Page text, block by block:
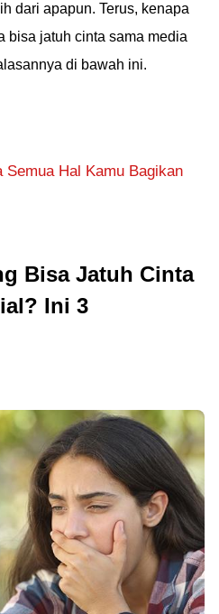
dari apapun. Terus, kenapa
bisa jatuh cinta sama media
di bawah ini.
Semua Hal Kamu Bagikan
Bisa Jatuh Cinta
Ini 3